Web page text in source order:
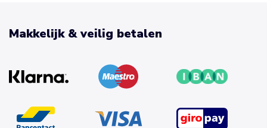
Makkelijk & veilig betalen